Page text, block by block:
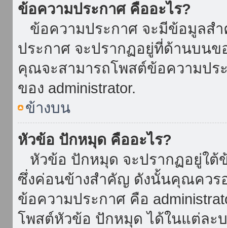
ข้อความประกาศ คืออะไร?
ข้อความประกาศ จะมีข้อมูลส
ประกาศ จะปรากฏอยู่ที่ด้านบนข
คุณจะสามารถโพสต์ข้อความป
ของ administrator.
ข้างบน
หัวข้อ ปักหมุด คืออะไร?
หัวข้อ ปักหมุด จะปรากฏอยู่ใต้
ซึ่งค่อนข้างสำคัญ ดังนั้นคุณควร
ข้อความประกาศ คือ
โพสต์หัวข้อ ปักหมุด ได้ในแต่ละ